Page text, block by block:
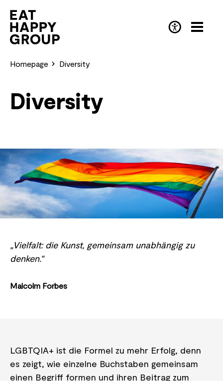
main
content
EN (English)
Homepage Diversity
Diversity
„Vielfalt: die Kunst, gemeinsam unabhängig zu
denken.“
Malcolm Forbes
LGBTQIA+ ist die Formel zu mehr Erfolg, denn
es zeigt, wie einzelne Buchstaben gemeinsam
einen Begriff formen und ihren Beitrag zum